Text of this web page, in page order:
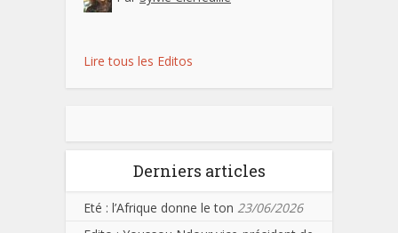
Lire tous les Editos
Derniers articles
Eté : l’Afrique donne le ton 23/06/2026